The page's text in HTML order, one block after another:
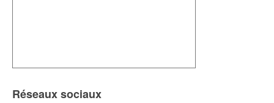
Réseaux sociaux